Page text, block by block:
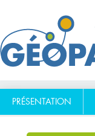
PRÉSENTATION